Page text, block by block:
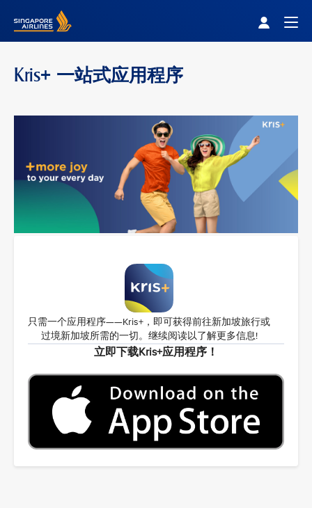
Kris+ 一站式应用程序
只需一个应用程序——Kris+，即可获得前往新加坡旅行或
过境新加坡所需的一切。继续阅读以了解更多信息!
立即下载Kris+应用程序！